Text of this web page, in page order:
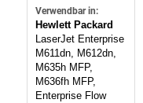
Verwendbar in:
Hewlett Packard
LaserJet Enterprise
M611dn, M612dn,
M635h MFP,
M636fh MFP,
Enterprise Flow